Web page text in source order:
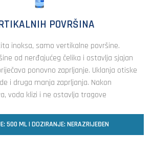
POVRŠINA
inoksa, samo vertikalne površine.
od nerđajućeg čelika i ostavlja sjajan
ponovno zaprljanje. Uklanja otiske
i druga manja zaprljanja. Nakon
voda klizi i ne ostavlja tragove
500 ML | DOZIRANJE: NERAZRIJEĐEN